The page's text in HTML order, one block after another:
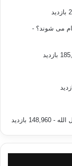
می شوند؟ -
- 148,960 بازدید